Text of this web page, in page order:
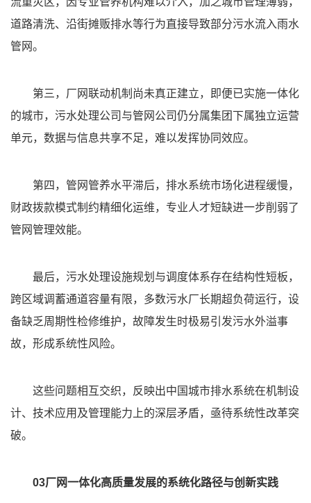
道路清洗、沿街摊贩排水等行为直接导致部分污水流入雨水
管网。
第三，厂网联动机制尚未真正建立，即便已实施一体化
的城市，污水处理公司与管网公司仍分属集团下属独立运营
单元，数据与信息共享不足，难以发挥协同效应。
第四，管网管养水平滞后，排水系统市场化进程缓慢，
财政拨款模式制约精细化运维，专业人才短缺进一步削弱了
管网管理效能。
最后，污水处理设施规划与调度体系存在结构性短板，
跨区域调蓄通道容量有限，多数污水厂长期超负荷运行，设
备缺乏周期性检修维护，故障发生时极易引发污水外溢事
故，形成系统性风险。
这些问题相互交织，反映出中国城市排水系统在机制设
计、技术应用及管理能力上的深层矛盾，亟待系统性改革突
破。
03厂网一体化高质量发展的系统化路径与创新实践